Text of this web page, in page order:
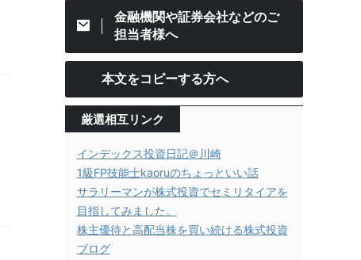
金融機関や証券会社などのご
担当者様へ
本文をコピーする方へ
厳選相互リンク
インデックス投資日記＠川崎
1級FP技能士kaoruのちょっといい話
サラリーマンが株式投資でセミリタイアを
目指してみました。
株主優待と高配当株を買い続ける株式投資
ブログ